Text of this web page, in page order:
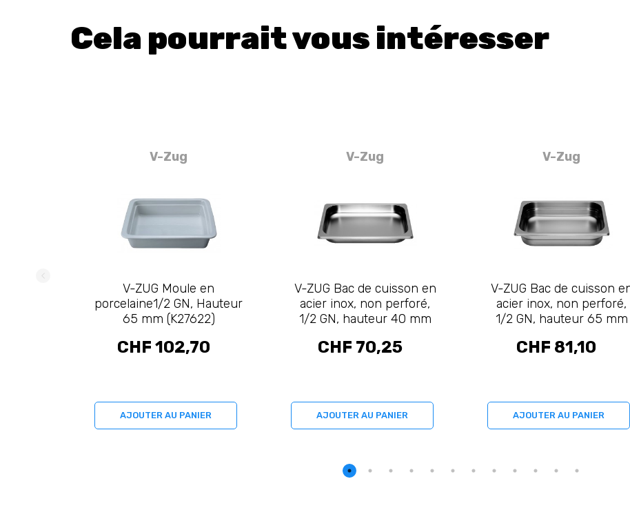
Cela pourrait vous intéresser
V-Zug
V-ZUG Moule en
porcelaine1/2 GN, Hauteur
65 mm (K27622)
CHF 102,70
AJOUTER AU PANIER
V-Zug
V-ZUG Bac de cuisson en
acier inox, non perforé,
1/2 GN, hauteur 40 mm
CHF 70,25
AJOUTER AU PANIER
V-Zug
V-ZUG Bac de cuisson
acier inox, non perforé,
1/2 GN, hauteur 65 mm
CHF 81,10
AJOUTER AU PANIER